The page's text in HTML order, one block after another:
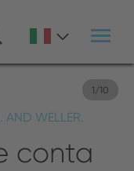
1/10
AND WELLER.
conta